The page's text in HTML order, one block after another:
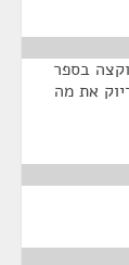
בספר
את מה